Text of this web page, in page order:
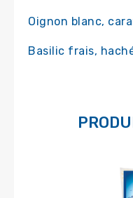
Oignon blanc,
Basilic frais,